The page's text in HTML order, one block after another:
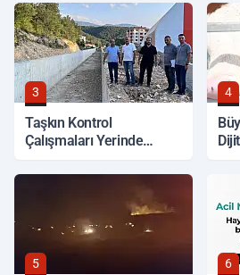
3
Taşkın Kontrol
Çalışmaları Yerinde
4
5 6